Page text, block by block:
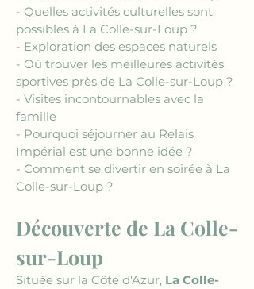
- Quelles activités culturelles sont
possibles à La Colle-sur-Loup ?
- Exploration des espaces naturels
- Où trouver les meilleures activités
sportives près de La Colle-sur-Loup ?
- Visites incontournables avec la
famille
- Pourquoi séjourner au Relais
Impérial est une bonne idée ?
- Comment se divertir en soirée à La
Colle-sur-Loup ?
Découverte de La Colle-
sur-Loup
Située sur la Côte d'Azur, La Colle-